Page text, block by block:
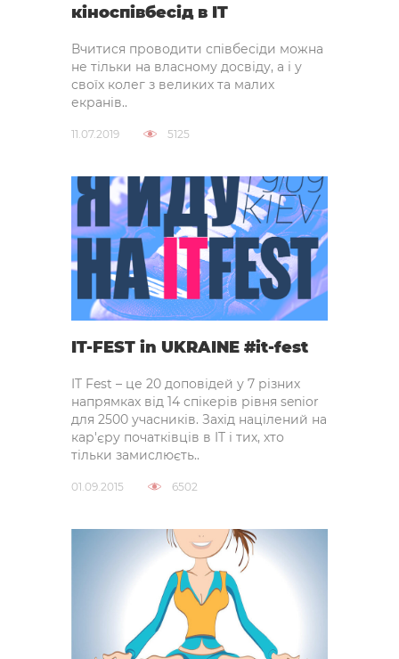
кіноспівбесід в IT
Вчитися проводити співбесіди можна
не тільки на власному досвіду, а і у
своїх колег з великих та малих
екранів..
11.07.2019 5125
IT-FEST in UKRAINE #it-fest
IT Fest – це 20 доповідей у ​​7 різних
напрямках від 14 спікерів рівня senior
для 2500 учасників. Захід націлений на
кар'єру початківців в IT і тих, хто
тільки замислюєть..
01.09.2015 6502